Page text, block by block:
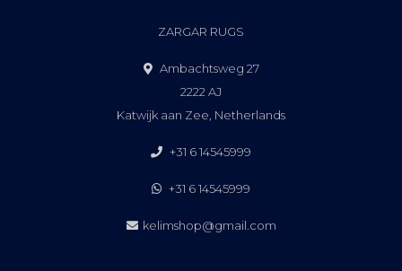
ZARGAR RUGS
Ambachtsweg 27
2222 AJ
Katwijk aan Zee, Netherlands
+31 6 14545999
+31 6 14545999
kelimshop@gmail.com